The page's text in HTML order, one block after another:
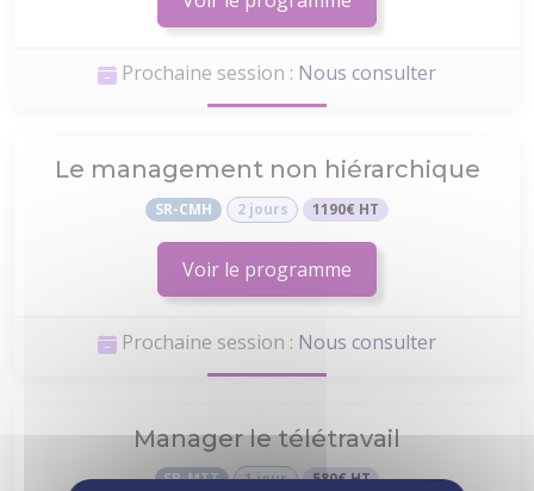
Prochaine session : Nous consulter
Le management non hiérarchique
SR-CMH 2 jours 1190€ HT
Voir le programme
Prochaine session : Nous consulter
Manager le télétravail
SR-MTT 1 jour 580€ HT